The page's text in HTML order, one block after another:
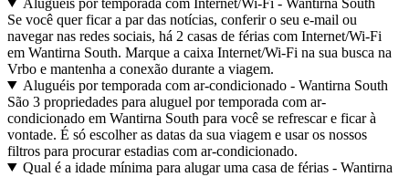
Se você quer ficar a par das notícias, conferir o seu e-mail ou
navegar nas redes sociais, há 2 casas de férias com Internet/Wi-Fi
em Wantirna South. Marque a caixa Internet/Wi-Fi na sua busca na
Vrbo e mantenha a conexão durante a viagem.
Aluguéis por temporada com ar-condicionado - Wantirna South
São 3 propriedades para aluguel por temporada com ar-
condicionado em Wantirna South para você se refrescar e ficar à
vontade. É só escolher as datas da sua viagem e usar os nossos
filtros para procurar estadias com ar-condicionado.
Qual é a idade mínima para alugar uma casa de férias - Wantirna